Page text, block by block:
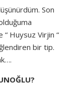
Son
Huysuz Virjin “
bir tip.